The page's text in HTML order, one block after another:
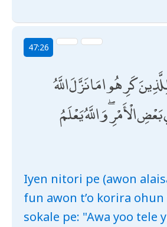
47:26
كَرِهُوا مَا نَزَّلَ اللَّهُ
الْأَمْرِ ۖ وَاللَّهُ يَعْلَمُ
Iyen nitori pe (awon
fun awon t’o korira
sokale pe: "Awa yoo tele